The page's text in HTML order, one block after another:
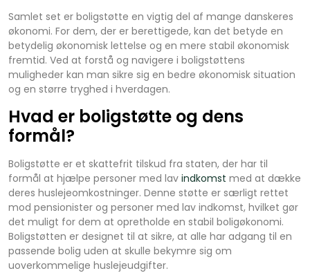
Samlet set er boligstøtte en vigtig del af mange danskeres
økonomi. For dem, der er berettigede, kan det betyde en
betydelig økonomisk lettelse og en mere stabil økonomisk
fremtid. Ved at forstå og navigere i boligstøttens
muligheder kan man sikre sig en bedre økonomisk situation
og en større tryghed i hverdagen.
Hvad er boligstøtte og dens
formål?
Boligstøtte er et skattefrit tilskud fra staten, der har til
formål at hjælpe personer med lav indkomst med at dække
deres huslejeomkostninger. Denne støtte er særligt rettet
mod pensionister og personer med lav indkomst, hvilket gør
det muligt for dem at opretholde en stabil boligøkonomi.
Boligstøtten er designet til at sikre, at alle har adgang til en
passende bolig uden at skulle bekymre sig om
uoverkommelige huslejeudgifter.